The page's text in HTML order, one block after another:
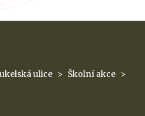
ulice > Školní akce >